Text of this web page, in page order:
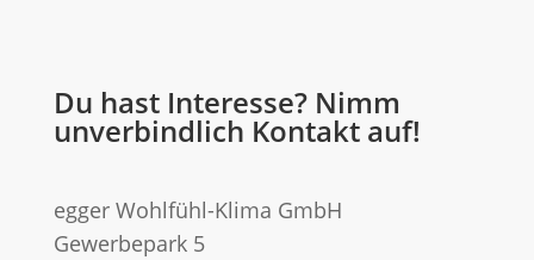
Du hast Interesse? Nimm
unverbindlich Kontakt auf!
egger Wohlfühl-Klima GmbH
Gewerbepark 5